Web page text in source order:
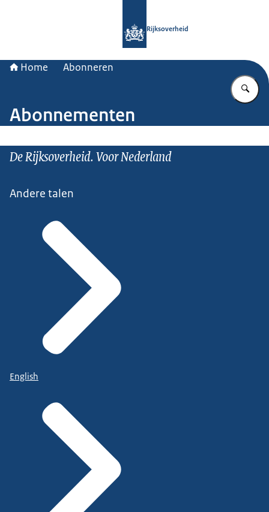
Rijksoverheid
Home Abonneren
Abonnementen
De Rijksoverheid. Voor Nederland
Andere talen
English